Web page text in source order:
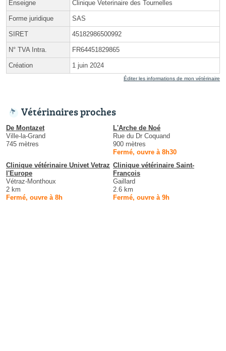
Enseigne Clinique Veterinaire des Tournelles
Forme juridique SAS
SIRET 45182986500992
N° TVA Intra. FR64451829865
Création 1 juin 2024
Éditer les informations de mon vétérinaire
Vétérinaires proches
De Montazet
Ville-la-Grand
745 mètres
L'Arche de Noé
Rue du Dr Coquand
900 mètres
Fermé, ouvre à 8h30
Clinique vétérinaire Univet Vetraz
l'Europe
Vétraz-Monthoux
2 km
Fermé, ouvre à 8h
Clinique vétérinaire Saint-
François
Gaillard
2.6 km
Fermé, ouvre à 9h